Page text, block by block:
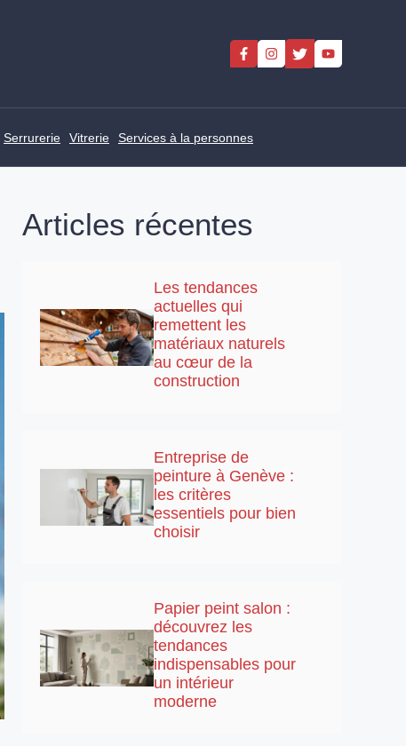
Serrurerie Vitrerie Services à la personnes
Articles récentes
Les tendances
actuelles qui
remettent les
matériaux naturels
au cœur de la
construction
Entreprise de
peinture à Genève :
les critères
essentiels pour bien
choisir
Papier peint salon :
découvrez les
tendances
indispensables pour
un intérieur
moderne